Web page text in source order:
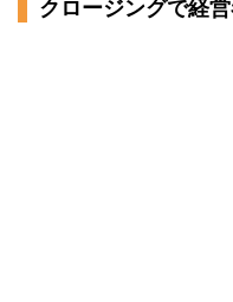
クロージングで経